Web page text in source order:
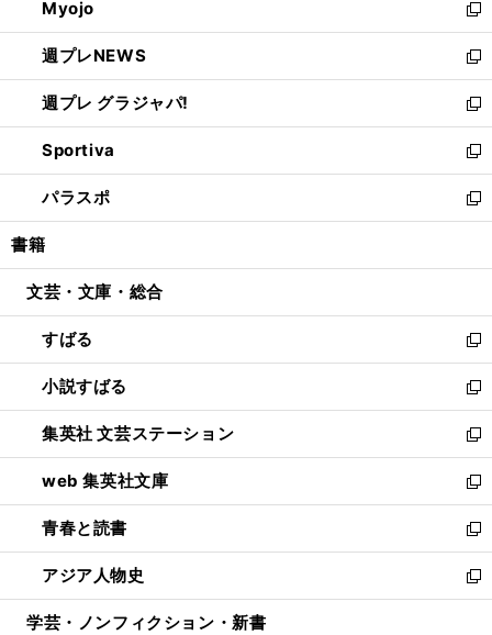
く
で
開
く
ド
ウ
で
開
く
ィ
ン
ド
ウ
で
開
く
Myojo
新
し
い
ウ
ィ
ン
ド
ウ
で
開
週プレNEWS
新
し
い
ウ
ィ
ン
ド
ウ
開
週プレ グラジャパ!
新
し
い
ウ
ィ
ン
ウ
開
く
Sportiva
新
し
い
ウ
ン
ウ
で
開
く
パラスポ
新
し
ウ
ン
ド
ウ
で
開
く
書籍
文芸・文庫・総合
すばる
新
し
い
ウ
ィ
ン
ド
ウ
で
開
く
小説すばる
新
し
い
ウ
ィ
ン
ド
ウ
で
開
集英社 文芸ステーション
新
し
い
ウ
ィ
ン
ド
ウ
web 集英社文庫
新
し
い
ウ
ィ
ン
青春と読書
新
し
い
ウ
アジア人物史
新
し
学芸・ノンフィクション・新書